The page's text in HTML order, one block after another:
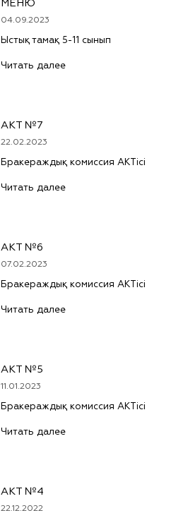
МЕНЮ
04.09.2023
Ыстық тамақ 5-11 сынып
Читать далее
АКТ №7
22.02.2023
Бракераждық комиссия АКТісі
Читать далее
АКТ №6
07.02.2023
Бракераждық комиссия АКТісі
Читать далее
АКТ №5
11.01.2023
Бракераждық комиссия АКТісі
Читать далее
АКТ №4
22.12.2022